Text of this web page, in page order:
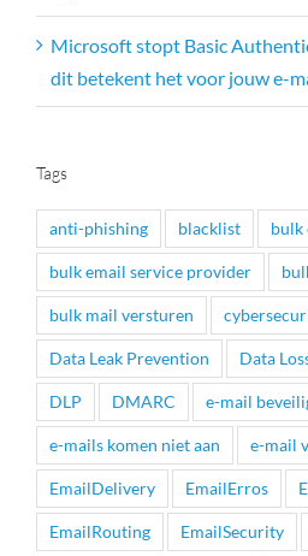
Microsoft stopt Basic
dit betekent het voor jouw e-
Tags
anti-phishing blacklist bulk
bulk email service provider
bulk mail versturen
Data Leak Prevention Data
DLP DMARC e-mail
e-mails komen niet aan e-mail
EmailDelivery EmailErros
EmailRouting EmailSecurity